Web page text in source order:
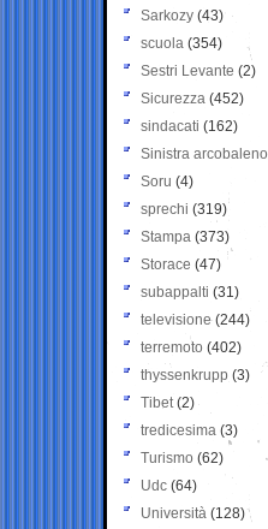
Sarkozy (43)
scuola (354)
Sestri Levante (2)
Sicurezza (452)
sindacati (162)
Sinistra arcobaleno
Soru (4)
sprechi (319)
Stampa (373)
Storace (47)
subappalti (31)
televisione(244)
terremoto (402)
thyssenkrupp (3)
Tibet(2)
tredicesima (3)
Turismo (62)
Udc (64)
Università (128)